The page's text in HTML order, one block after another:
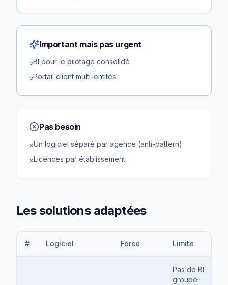
Important mais pas urgent
○BI pour le pilotage consolidé
○Portail client multi-entités
Pas besoin
×Un logiciel séparé par agence (anti-pattern)
×Licences par établissement
Les solutions adaptées
# Logiciel Force Limite
Pas de BI
groupe